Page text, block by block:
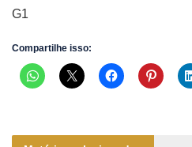
G1
Compartilhe isso: